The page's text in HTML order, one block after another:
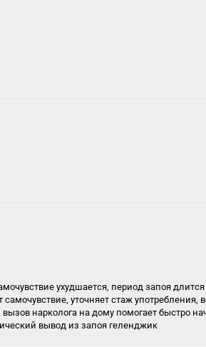
ухудшается, период запоя
уточняет стаж
нарколога на дому помогает быстро
вывод из запоя геленджик